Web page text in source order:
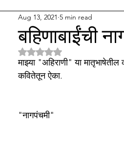
अन्य वाणी समाज
प्रॅक्टिस संगीत माझा नातू
बहिणाबाईंची
Aug 13, 2021 5 min read
Rated NaN out of 5 stars.
माझ्या "अहिराणी" या
कवितेतून ऐका.
"नागपंचमी"